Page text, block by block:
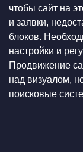
чтобы сайт на
и заявки,
блоков.
настройки и
Продвижение
над визуалом,
поисковые